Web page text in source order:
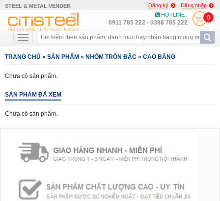
STEEL & METAL VENDER Đăng ký
Đăng nhập
HOTLINE :
0911 785 222 - 0388 785 222
0
TRANG CHỦ » SẢN PHẨM » NHÔM TRÒN ĐẶC » CAO BẰNG
Chưa có sản phẩm.
SẢN PHẨM ĐÃ XEM
Chưa có sản phẩm.